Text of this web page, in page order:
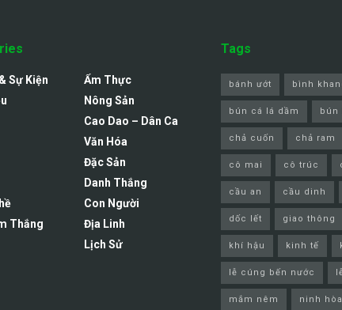
Sự Kiện
Thắng
Ẩm Thực
Nông Sản
Cao Dao – Dân Ca
Văn Hóa
Đặc Sản
Danh Thắng
Con Người
Địa Linh
Lịch Sử
Tags
bánh ướt bình
bún cá lá dầm bún
chả cuốn chả ram
cô mai cô trúc
cầu an cầu dinh
dốc lết giao thông
khí hậu kinh tế
lễ cúng bến nước
mắm nêm ninh hòa